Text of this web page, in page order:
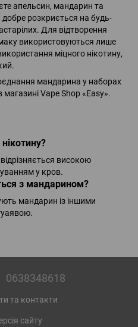
апельсин, мандарин та
розкриється на будь-
Для відтворення
використовуються лише
міцного нікотину,
мандарина у наборах
магазині Vape Shop «Easy».
високою
у кров.
з мандарином?
мандарин із іншими
0638348618
та контакти
сайту